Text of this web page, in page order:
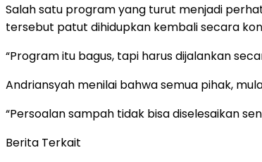
Salah satu program yang turut menjadi
tersebut patut dihidupkan kembali secara
“Program itu bagus, tapi harus dijalankan
Andriansyah menilai bahwa semua pihak,
“Persoalan sampah tidak bisa diselesaikan
Berita Terkait